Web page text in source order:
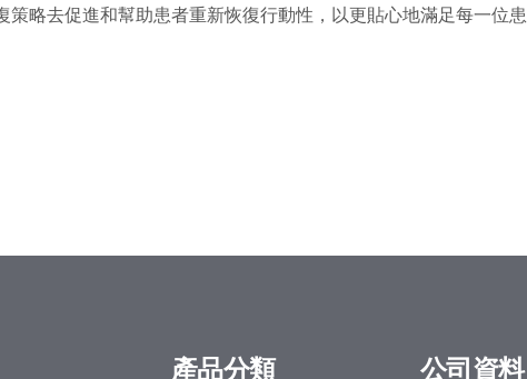
略去促進和幫助患者重新恢復行動性，以更貼心地滿足每一位
產品分類 公司資料